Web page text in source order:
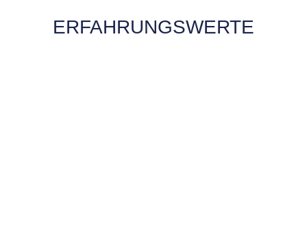
ERFAHRUNGSWERTE